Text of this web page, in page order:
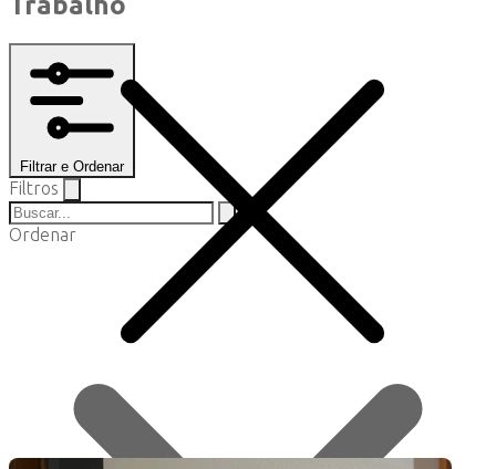
Filtrar e Ordenar
Filtros
Ordenar